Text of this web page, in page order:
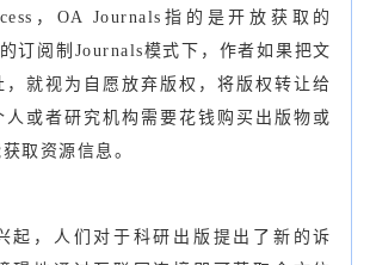
，OA Journals指的是开放获取的
订阅制Journals模式下，作者如果把文
，就视为自愿放弃版权，将版权转让给
人或者研究机构需要花钱购买出版物或
取资源信息。
起，人们对于科研出版提出了新的诉